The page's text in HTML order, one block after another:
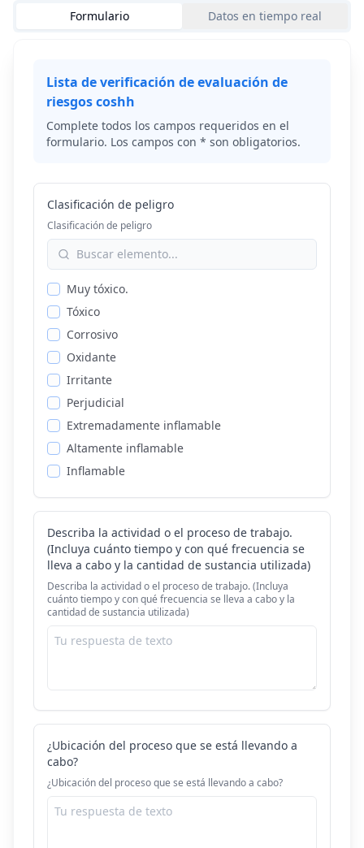
Formulario Datos en tiempo real
Lista de verificación de evaluación de
riesgos coshh
Complete todos los campos requeridos en el
formulario. Los campos con * son obligatorios.
Clasificación de peligro
Clasificación de peligro
Muy tóxico.
Tóxico
Corrosivo
Oxidante
Irritante
Perjudicial
Extremadamente inflamable
Altamente inflamable
Inflamable
Describa la actividad o el proceso de trabajo.
(Incluya cuánto tiempo y con qué frecuencia se
lleva a cabo y la cantidad de sustancia utilizada)
Describa la actividad o el proceso de trabajo. (Incluya
cuánto tiempo y con qué frecuencia se lleva a cabo y la
cantidad de sustancia utilizada)
¿Ubicación del proceso que se está llevando a
cabo?
¿Ubicación del proceso que se está llevando a cabo?